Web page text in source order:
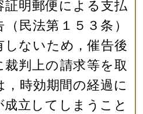
証明郵便による支払
民法第１５３条）
しないため，催告後
裁判上の請求等を取
，時効期間の経過に
立してしまうこと